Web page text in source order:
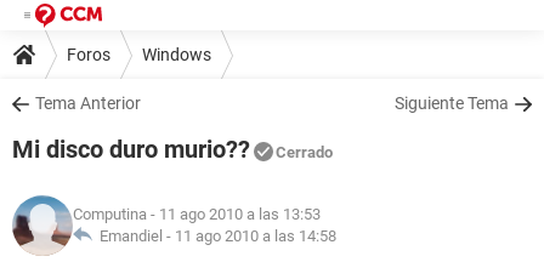
Foros Windows
Tema Anterior Siguiente Tema
Mi disco duro murio?? Cerrado
Computina - 11 ago 2010 a las 13:53
Emandiel - 11 ago 2010 a las 14:58